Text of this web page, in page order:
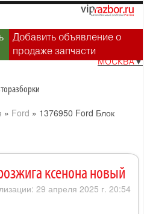
Добавить объявление о
продаже запчасти
МОСКВА▼
» Ford » 1376950 Ford Блок
ксенона новый
29 апреля 2025 г. 20:54